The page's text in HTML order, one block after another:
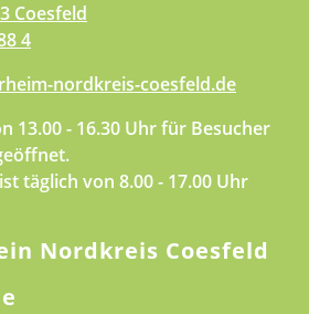
Coesfeld
4
nordkreis-coesfeld.de
13.00 - 16.30 Uhr für Besucher
täglich von 8.00 - 17.00 Uhr
Nordkreis Coesfeld